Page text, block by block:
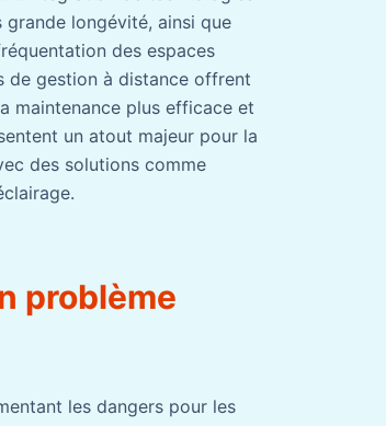
grande longévité, ainsi que
des espaces
de gestion à distance offrent
maintenance plus efficace et
un atout majeur pour la
des solutions comme
problème
les dangers pour les